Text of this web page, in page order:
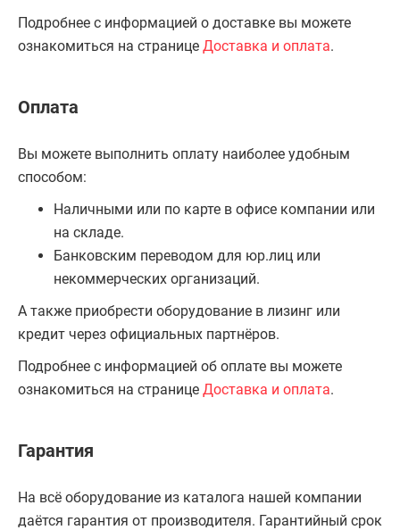
Подробнее с информацией о доставке вы можете
ознакомиться на странице Доставка и оплата.
Оплата
Вы можете выполнить оплату наиболее удобным
способом:
Наличными или по карте в офисе компании или
на складе.
Банковским переводом для юр.лиц или
некоммерческих организаций.
А также приобрести оборудование в лизинг или
кредит через официальных партнёров.
Подробнее с информацией об оплате вы можете
ознакомиться на странице Доставка и оплата.
Гарантия
На всё оборудование из каталога нашей компании
даётся гарантия от производителя. Гарантийный срок